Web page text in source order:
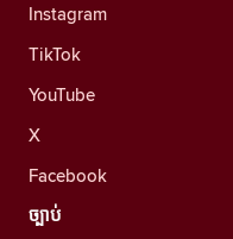
Instagram
TikTok
YouTube
X
Facebook
ច្បាប់